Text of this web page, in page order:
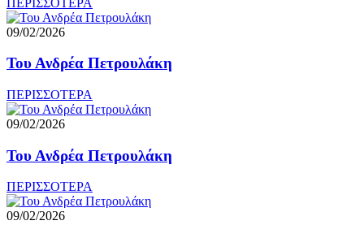
09/02/2026
Του Ανδρέα Πετρουλάκη
ΠΕΡΙΣΣΟΤΕΡΑ
09/02/2026
Του Ανδρέα Πετρουλάκη
ΠΕΡΙΣΣΟΤΕΡΑ
09/02/2026